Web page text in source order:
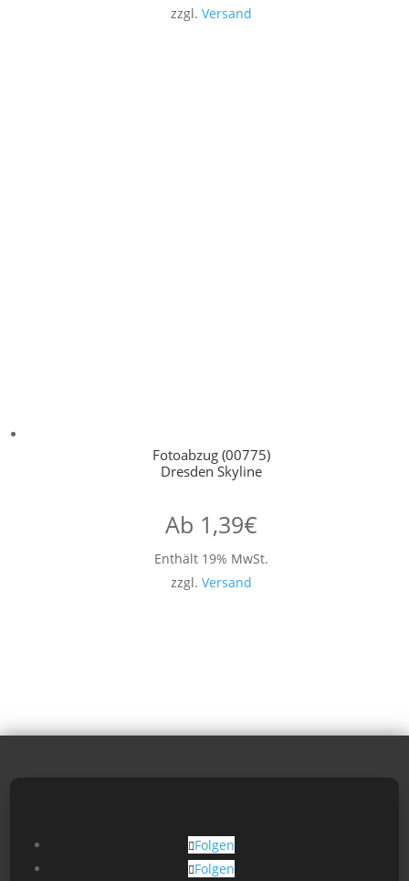
zzgl. Versand
Fotoabzug (00775)
Dresden Skyline
Ab 1,39€
Enthält 19% MwSt.
zzgl. Versand
Folgen
Folgen